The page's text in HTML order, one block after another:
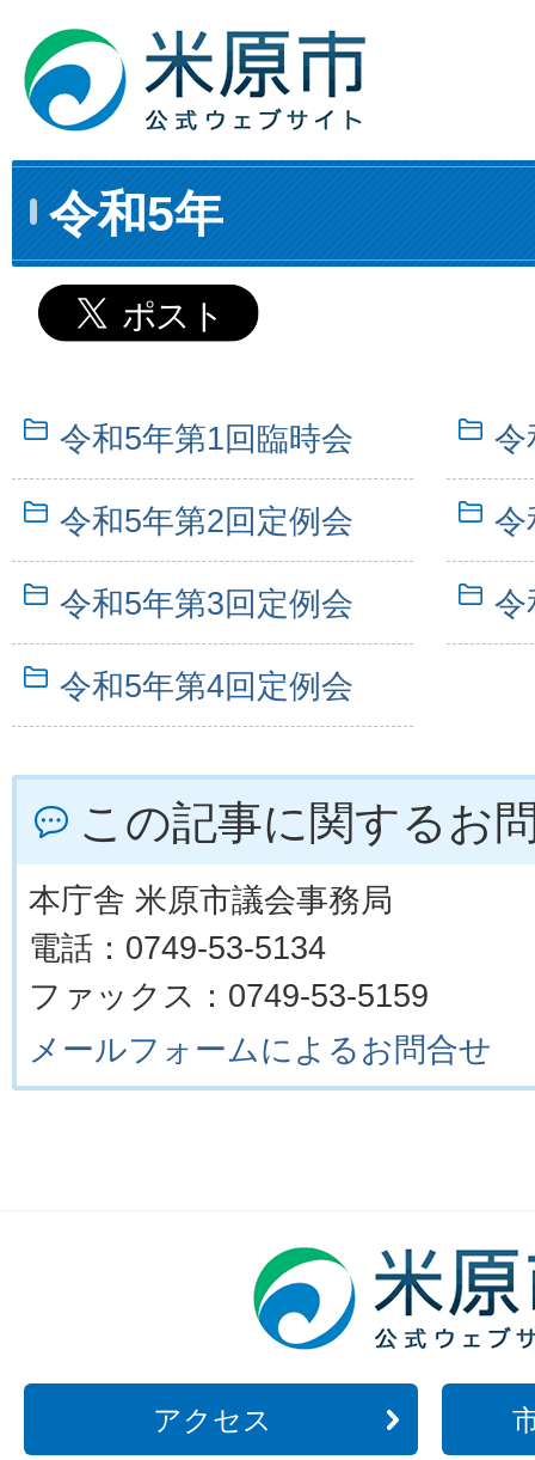
令和5年
令和5年第1回臨時会 令
令和5年第2回定例会 令
令和5年第3回定例会 令
令和5年第4回定例会
この記事に関するお
本庁舎 米原市議会事務局
電話：0749-53-5134
ファックス：0749-53-5159
メールフォームによるお問合せ
アクセス